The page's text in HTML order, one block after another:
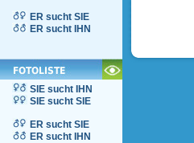
ER sucht SIE
ER sucht IHN
SIE sucht IHN
SIE sucht SIE
ER sucht SIE
ER sucht IHN